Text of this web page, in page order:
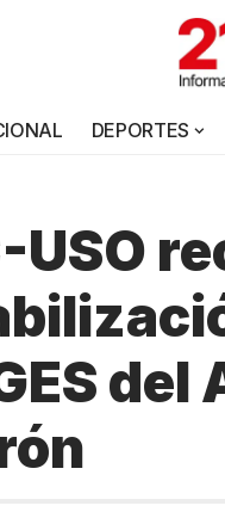
DEPORTES
USO